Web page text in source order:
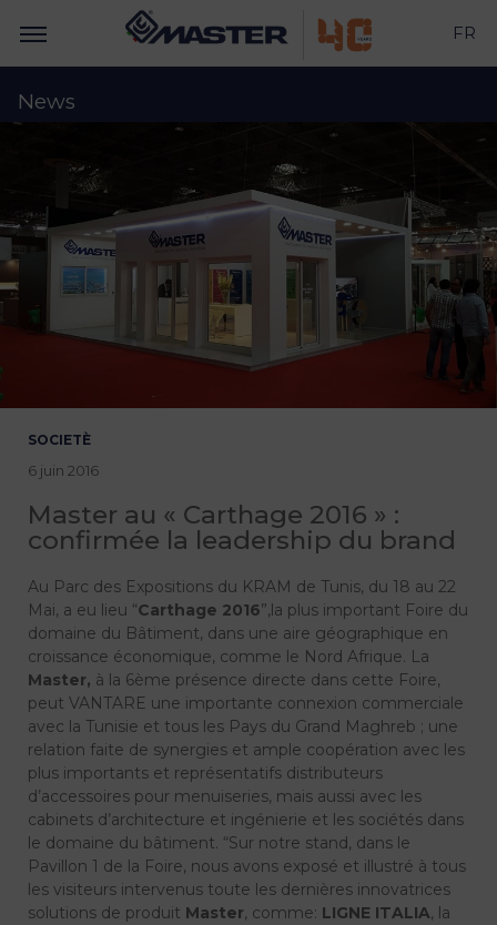
FR
News
SOCIETÈ
6 juin 2016
Master au « Carthage 2016 » :
confirmée la leadership du brand
Au Parc des Expositions du KRAM de Tunis, du 18 au 22
Mai, a eu lieu “Carthage 2016”,la plus important Foire du
domaine du Bâtiment, dans une aire géographique en
croissance économique, comme le Nord Afrique. La
Master, à la 6ème présence directe dans cette Foire,
peut VANTARE une importante connexion commerciale
avec la Tunisie et tous les Pays du Grand Maghreb ; une
relation faite de synergies et ample coopération avec les
plus importants et représentatifs distributeurs
d’accessoires pour menuiseries, mais aussi avec les
cabinets d’architecture et ingénierie et les sociétés dans
le domaine du bâtiment. “Sur notre stand, dans le
Pavillon 1 de la Foire, nous avons exposé et illustré à tous
les visiteurs intervenus toute les dernières innovatrices
solutions de produit Master, comme: LIGNE ITALIA, la